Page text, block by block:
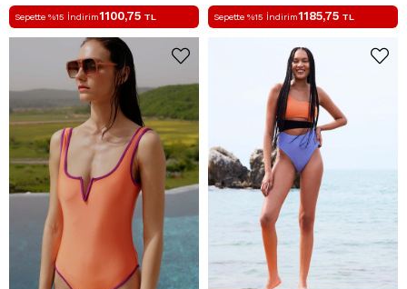
Sepette %15 İndirim1100,75 TL Sepette %15 İndirim1185,75 TL